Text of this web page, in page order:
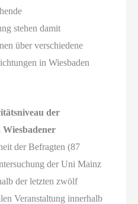
stehen damit
über verschiedene
in Wiesbaden
der
der Befragten (87
der Uni Mainz
der letzten zwölf
Veranstaltung innerhalb